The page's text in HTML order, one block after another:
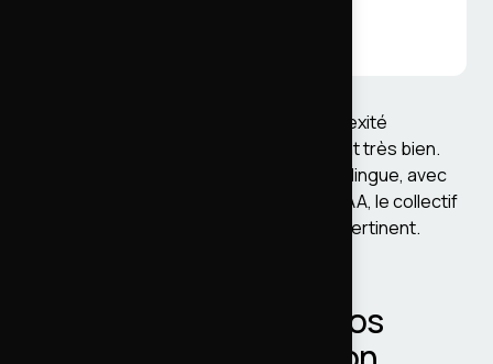
Pour un site vitrine standard sans complexité
éditoriale, d'autres modèles fonctionnent très bien.
Pour un projet Drupal institutionnel, multilingue, avec
workflows éditoriaux ou contraintes RGAA, le collectif
d'experts seniors est particulièrement pertinent.
Drupal en Grand Est : nos